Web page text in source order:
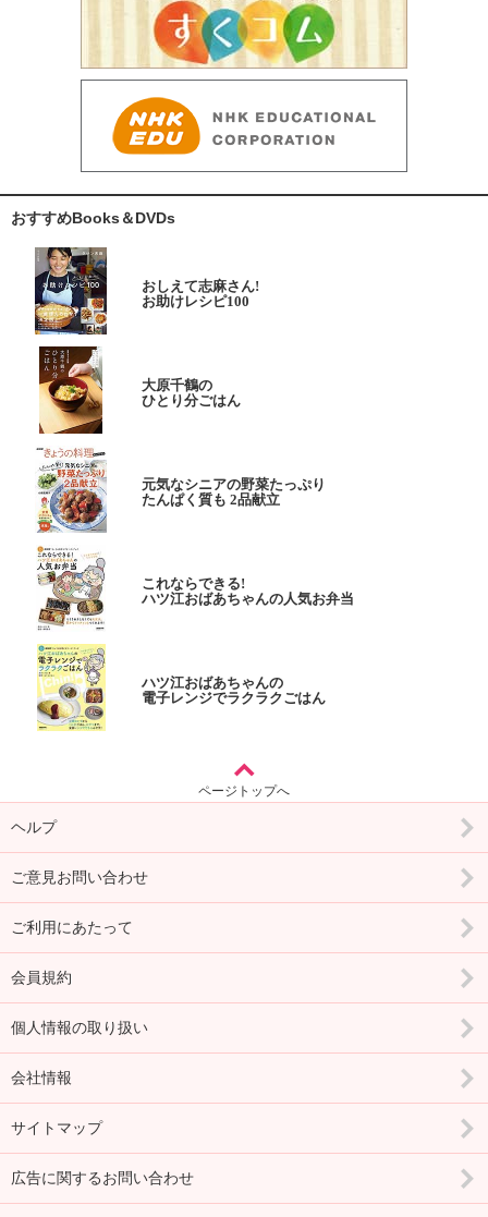
おすすめBooks＆DVDs
おしえて志麻さん!
お助けレシピ100
大原千鶴の
ひとり分ごはん
元気なシニアの野菜たっぷり
たんぱく質も 2品献立
これならできる!
ハツ江おばあちゃんの人気お弁当
ハツ江おばあちゃんの
電子レンジでラクラクごはん
ページトップへ
ヘルプ
ご意見お問い合わせ
ご利用にあたって
会員規約
個人情報の取り扱い
会社情報
サイトマップ
広告に関するお問い合わせ